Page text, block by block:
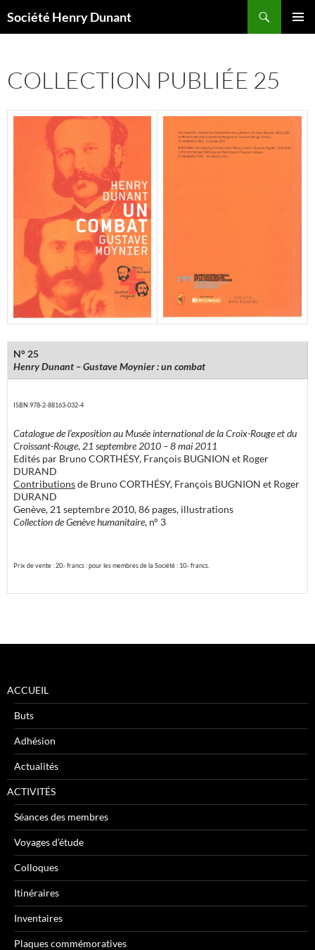
au
Société Henry Dunant
COLLECTION PUBLIÉE 25
N° 25
Henry Dunant – Gustave Moynier : un combat
ISBN 978-2-88163-032-4
Catalogue de l’exposition au Musée international de la Croix-Rouge et du
Croissant-Rouge, 21 septembre 2010 – 8 mai 2011
Edités par Bruno CORTHÉSY, François BUGNION et Roger
DURAND
Contributionsde Bruno CORTHÉSY, François BUGNION et Roger
DURAND
Genève, 21 septembre 2010, 86 pages, illustrations
Collection de Genève humanitaire, n° 3
Prix de vente : 20.- francs : pour les membres de la Société : 10.- francs.
ACCUEIL
Buts
Adhésion
Actualités
ACTIVITÉS
Séances des membres
Voyages d’étude
Colloques
Itinéraires
Inventaires
Plaques commémoratives